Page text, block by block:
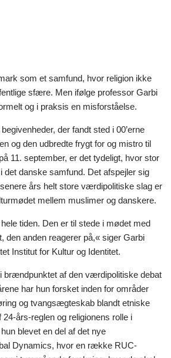
som et samfund, hvor religion ikke
sfære. Men ifølge professor Garbi
og i praksis en misforståelse.
der fandt sted i 00’erne
og den udbredte frygt for og mistro til
11. september, er det tydeligt, hvor stor
det danske samfund. Det afspejler sig
års helt store værdipolitiske slag er
mellem muslimer og danskere.
tiden. Den er til stede i mødet med
den anden reagerer på,« siger Garbi
Institut for Kultur og Identitet.
brændpunktet af den værdipolitiske debat
har hun forsket inden for områder
og tvangsægteskab blandt etniske
24-års-reglen og religionens rolle i
blevet en del af det nye
Dynamics, hvor en række RUC-